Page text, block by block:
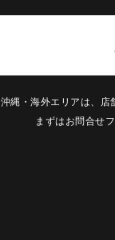
沖縄・海外エリアは、店
まずはお問合せ